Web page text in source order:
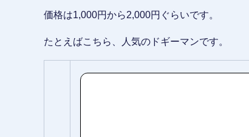
価格は1,000円から2,000円ぐらいです。
たとえばこちら、人気のドギーマンです。